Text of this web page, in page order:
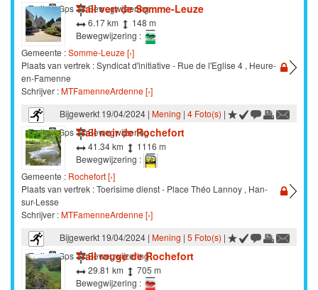
Trail
Gps Bewegwijzering
Trail vert de Somme-Leuze
6.17 km
148 m
Bewegwijzering :
Gemeente :Somme-Leuze [›]
Plaats van vertrek : Syndicat d'initiative - Rue de l'Eglise 4 , Heure-
en-Famenne
Schrijver :MTFamenneArdenne [›]
Bijgewerkt 19/04/2024 | Mening | 4 Foto(s) |
Trail
Gps Bewegwijzering
Trail noir de Rochefort
41.34 km
1116 m
Bewegwijzering :
Gemeente : Rochefort [›]
Plaats van vertrek : Toerisime dienst - Place Théo Lannoy , Han-
sur-Lesse
Schrijver :MTFamenneArdenne [›]
Bijgewerkt 19/04/2024 | Mening | 5 Foto(s) |
Trail
Gps Bewegwijzering
Trail rouge de Rochefort
29.81 km
705 m
Bewegwijzering :